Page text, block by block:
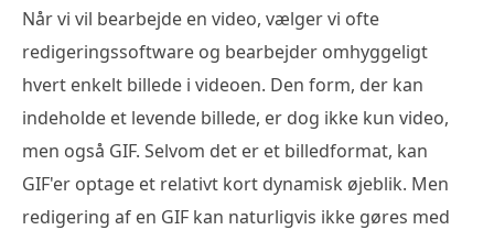
Når vi vil bearbejde en video, vælger vi ofte
redigeringssoftware og bearbejder omhyggeligt
hvert enkelt billede i videoen. Den form, der kan
indeholde et levende billede, er dog ikke kun video,
men også GIF. Selvom det er et billedformat, kan
GIF'er optage et relativt kort dynamisk øjeblik. Men
redigering af en GIF kan naturligvis ikke gøres med